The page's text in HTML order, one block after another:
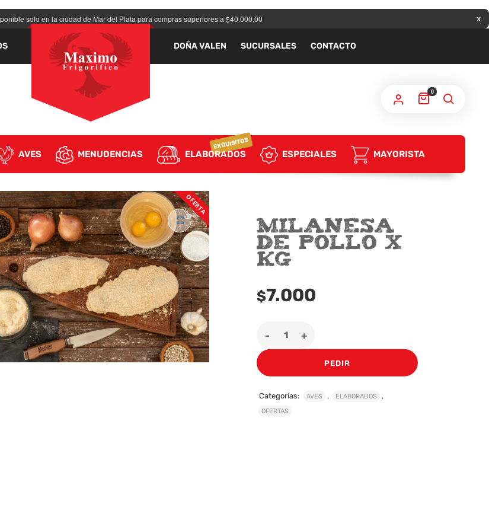
solo en la ciudad de Mar del Plata para compras superiores a $40.000,00
DOÑA VALEN SUCURSALES CONTACTO
0
CONTRASEÑA*REQUERIDO
¿Olvidaste la contraseña?
AVES MENUDENCIAS ELABORADOS
EXQUISITOS
ESPECIALES MAYORISTA
OFERTA
Milanesa
De Pollo x
Kg
$7.000
PEDIR
Categorías: AVES , ELABORADOS ,
OFERTAS